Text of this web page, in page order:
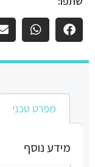
מפרט טכני
מידע נוסף